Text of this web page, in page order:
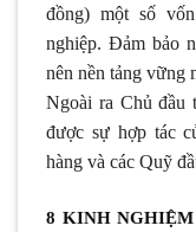
đồng) một số
nghiệp. Đảm bảo
nên nền tảng vững
Ngoài ra Chủ đầu
được sự hợp tác
hàng và các Quỹ
8 KINH